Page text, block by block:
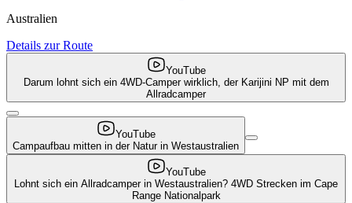
Australien
Details zur Route
YouTube
Darum lohnt sich ein 4WD-Camper wirklich, der Karijini NP mit dem
Allradcamper
YouTube
Campaufbau mitten in der Natur in Westaustralien
YouTube
Lohnt sich ein Allradcamper in Westaustralien? 4WD Strecken im Cape
Range Nationalpark